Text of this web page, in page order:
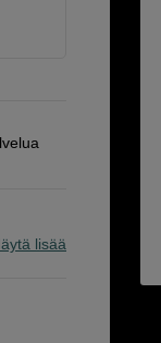
lisää